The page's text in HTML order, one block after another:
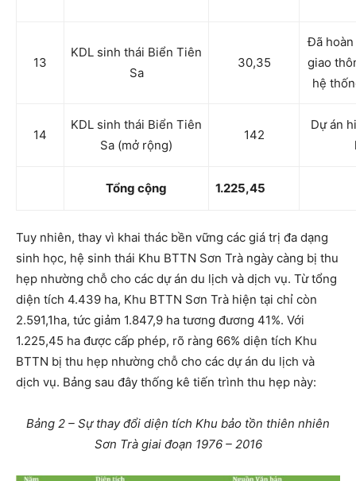
13
KDL sinh thái Biển Tiên
Sa
30,35
Đã
giao
hệ
14
KDL sinh thái Biển Tiên
Sa (mở rộng)
142
Dự án
Tổng cộng 1.225,45
Tuy nhiên, thay vì khai thác bền vững các giá trị đa dạng
sinh học, hệ sinh thái Khu BTTN Sơn Trà ngày càng bị thu
hẹp nhường chỗ cho các dự án du lịch và dịch vụ. Từ tổng
diện tích 4.439 ha, Khu BTTN Sơn Trà hiện tại chỉ còn
2.591,1ha, tức giảm 1.847,9 ha tương đương 41%. Với
1.225,45 ha được cấp phép, rõ ràng 66% diện tích Khu
BTTN bị thu hẹp nhường chỗ cho các dự án du lịch và
dịch vụ. Bảng sau đây thống kê tiến trình thu hẹp này:
Bảng 2 – Sự thay đổi diện tích Khu bảo tồn thiên nhiên
Sơn Trà giai đoạn 1976 – 2016